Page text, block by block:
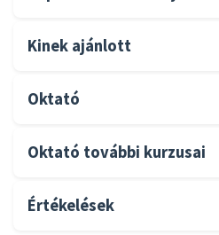
Kinek ajánlott
Oktató
Oktató további kurzusai
Értékelések